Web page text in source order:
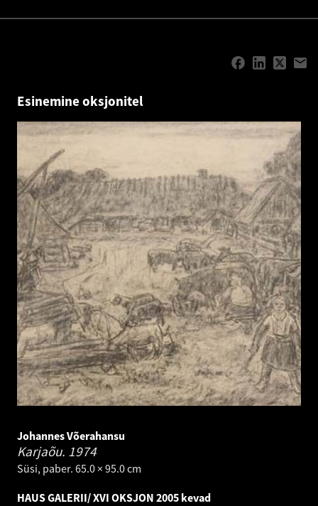
Esinemine oksjonitel
Johannes Võerahansu
Karjaõu. 1974
Süsi, paber. 65.0 × 95.0 cm
HAUS GALERII/ XVI OKSJON 2005 kevad